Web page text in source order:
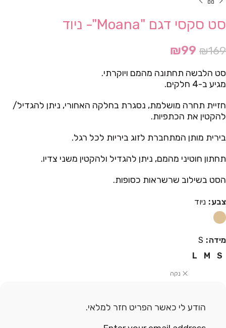
סט סקסי דגם "Moana"- ניוד
₪169
₪99
סט הלבשה תחתונה מהמם ויוקרתי.
מגיע ב-4 חלקים.
חזיית תחרה מושלמת, נסגרת בחלקה האחורי, ניתן להגדיל/
להקטין את הכתפיות.
בירית מותן המתחברת לזוג ביריות לכל רגל.
תחתון חוטיני מהמם, ניתן להגדיל ולהקטין משני צדיו.
הסט בשילוב שרשראות כסופות.
צבע ניוד
מידה
S
S
M
L
נקה
הודע לי כאשר הפריט חזר למלאי.